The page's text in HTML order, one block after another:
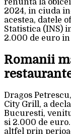
renunta la
2024, in ciuda
acestea, datele
Statistica (INS)
2.000 de euro in
Romanii
Dragos
City Grill, a
Bucuresti,
si 2.000 de
altfel prin